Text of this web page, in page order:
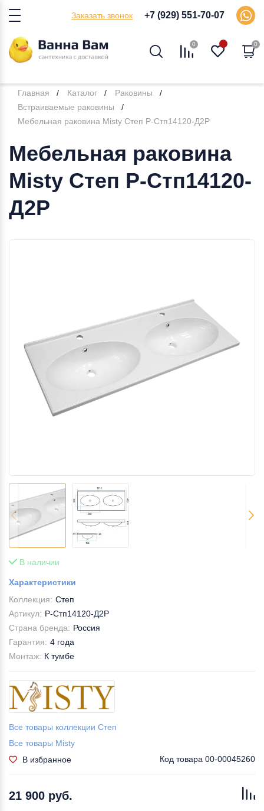
Заказать звонок +7 (929) 551-70-07
0 0
Главная Каталог
Раковины
Встраиваемые раковины
Мебельная раковина Misty Степ Р-Стп14120-Д2Р
Мебельная раковина
Misty Степ Р-Стп14120-
Д2Р
В наличии
Характеристики
Коллекция: Степ
Артикул: Р-Стп14120-Д2Р
Страна бренда: Россия
Гарантия: 4 года
Монтаж: К тумбе
Все товары коллекции Степ
Все товары Misty
В избранное
Код товара 00-00045260
21 900 руб.